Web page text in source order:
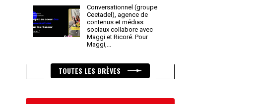
Conversationnel (groupe
Ceetadel), agence de
contenus et médias
sociaux collabore avec
Maggi et Ricoré. Pour
Maggi,...
TOUTES LES BRÈVES